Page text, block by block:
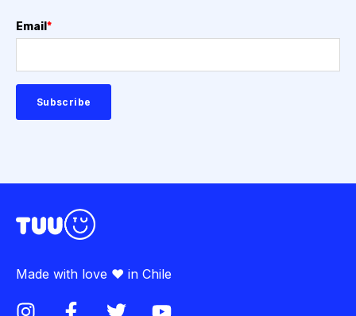
Email *
Made with love ♥ in Chile